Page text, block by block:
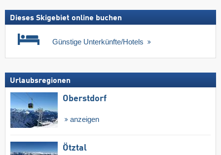
Dieses Skigebiet online buchen
Günstige Unterkünfte/Hotels
Urlaubsregionen
Oberstdorf
anzeigen
Ötztal